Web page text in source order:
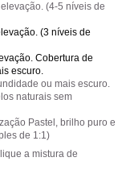
(4-5 níveis de
(3 níveis de
Cobertura de
escuro.
ou mais escuro.
naturais sem
Pastel, brilho puro e
de 1:1)
a mistura de